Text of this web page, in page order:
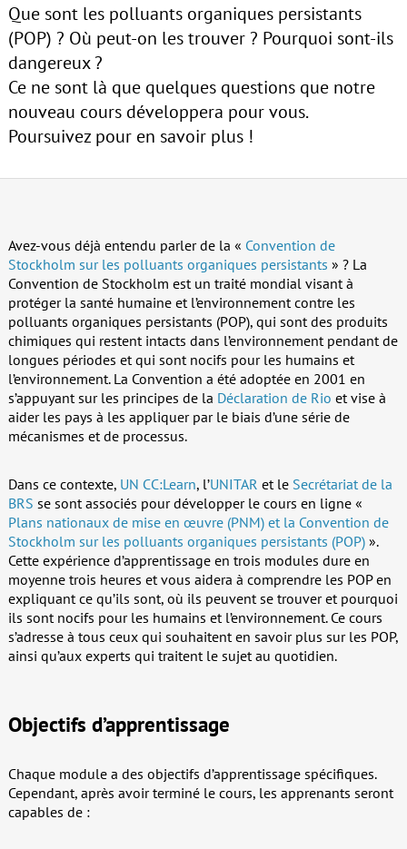
Que sont les polluants organiques persistants
(POP) ? Où peut-on les trouver ? Pourquoi sont-ils
dangereux ?
Ce ne sont là que quelques questions que notre
nouveau cours développera pour vous.
Poursuivez pour en savoir plus !
Avez-vous déjà entendu parler de la « Convention de
Stockholm sur les polluants organiques persistants » ? La
Convention de Stockholm est un traité mondial visant à
protéger la santé humaine et l’environnement contre les
polluants organiques persistants (POP), qui sont des produits
chimiques qui restent intacts dans l’environnement pendant de
longues périodes et qui sont nocifs pour les humains et
l’environnement. La Convention a été adoptée en 2001 en
s’appuyant sur les principes de la Déclaration de Rio et vise à
aider les pays à les appliquer par le biais d’une série de
mécanismes et de processus.
Dans ce contexte, UN CC:Learn, l’UNITAR et le Secrétariat de la
BRS se sont associés pour développer le cours en ligne «
Plans nationaux de mise en œuvre (PNM) et la Convention de
Stockholm sur les polluants organiques persistants (POP)».
Cette expérience d’apprentissage en trois modules dure en
moyenne trois heures et vous aidera à comprendre les POP en
expliquant ce qu’ils sont, où ils peuvent se trouver et pourquoi
ils sont nocifs pour les humains et l’environnement. Ce cours
s’adresse à tous ceux qui souhaitent en savoir plus sur les POP,
ainsi qu’aux experts qui traitent le sujet au quotidien.
Objectifs d’apprentissage
Chaque module a des objectifs d’apprentissage spécifiques.
Cependant, après avoir terminé le cours, les apprenants seront
capables de :